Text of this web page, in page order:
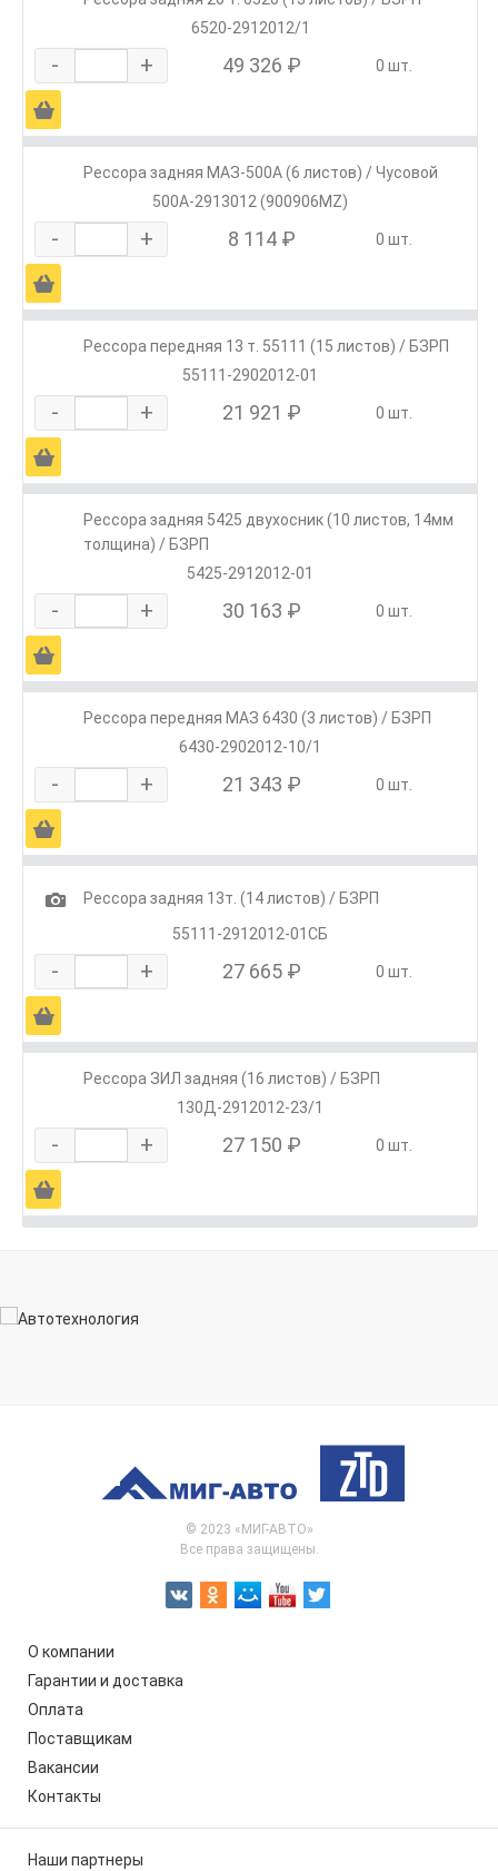
6520-2912012/1
- + 49 326 ₽ 0 шт.
Ä
Рессора задняя МАЗ-500А (6 листов) / Чусовой
500А-2913012 (900906MZ)
- + 8 114 ₽ 0 шт.
Ä
Рессора передняя 13 т. 55111 (15 листов) / БЗРП
55111-2902012-01
- + 21 921 ₽ 0 шт.
Ä
Рессора задняя 5425 двухосник (10 листов, 14мм
толщина) / БЗРП
5425-2912012-01
- + 30 163 ₽ 0 шт.
Ä
Рессора передняя МАЗ 6430 (3 листов) / БЗРП
6430-2902012-10/1
- + 21 343 ₽ 0 шт.
Ä
1
Рессора задняя 13т. (14 листов) / БЗРП
55111-2912012-01СБ
- + 27 665 ₽ 0 шт.
Ä
Рессора ЗИЛ задняя (16 листов) / БЗРП
130Д-2912012-23/1
- + 27 150 ₽ 0 шт.
Ä
© 2023 «МИГ-АВТО»
Все права защищены.
О компании
Гарантии и доставка
Оплата
Поставщикам
Вакансии
Контакты
Наши партнеры